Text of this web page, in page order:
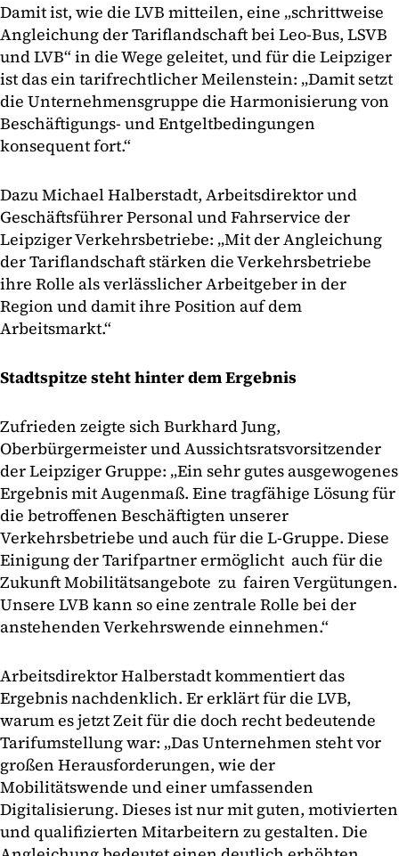
Damit ist, wie die LVB mitteilen, eine „schrittweise
Angleichung der Tariflandschaft bei Leo-Bus, LSVB
und LVB“ in die Wege geleitet, und für die Leipziger
ist das ein tarifrechtlicher Meilenstein: „Damit setzt
die Unternehmensgruppe die Harmonisierung von
Beschäftigungs- und Entgeltbedingungen
konsequent fort.“
Dazu Michael Halberstadt, Arbeitsdirektor und
Geschäftsführer Personal und Fahrservice der
Leipziger Verkehrsbetriebe: „Mit der Angleichung
der Tariflandschaft stärken die Verkehrsbetriebe
ihre Rolle als verlässlicher Arbeitgeber in der
Region und damit ihre Position auf dem
Arbeitsmarkt.“
Stadtspitze steht hinter dem Ergebnis
Zufrieden zeigte sich Burkhard Jung,
Oberbürgermeister und Aussichtsratsvorsitzender
der Leipziger Gruppe: „Ein sehr gutes ausgewogenes
Ergebnis mit Augenmaß. Eine tragfähige Lösung für
die betroffenen Beschäftigten unserer
Verkehrsbetriebe und auch für die L-Gruppe. Diese
Einigung der Tarifpartner ermöglicht auch für die
Zukunft Mobilitätsangebote zu fairen Vergütungen.
Unsere LVB kann so eine zentrale Rolle bei der
anstehenden Verkehrswende einnehmen.“
Arbeitsdirektor Halberstadt kommentiert das
Ergebnis nachdenklich. Er erklärt für die LVB,
warum es jetzt Zeit für die doch recht bedeutende
Tarifumstellung war: „Das Unternehmen steht vor
großen Herausforderungen, wie der
Mobilitätswende und einer umfassenden
Digitalisierung. Dieses ist nur mit guten, motivierten
und qualifizierten Mitarbeitern zu gestalten. Die